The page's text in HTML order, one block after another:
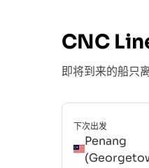
CNC
即将到来的船只
下次出发
Penang